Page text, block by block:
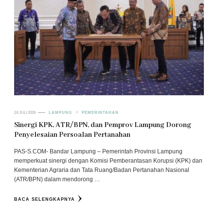
24 JULI 2026 LAMPUNG PEMERINTAHAN
Sinergi KPK, ATR/BPN, dan Pemprov Lampung Dorong
Penyelesaian Persoalan Pertanahan
PAS-S.COM- Bandar Lampung – Pemerintah Provinsi Lampung
memperkuat sinergi dengan Komisi Pemberantasan Korupsi (KPK) dan
Kementerian Agraria dan Tata Ruang/Badan Pertanahan Nasional
(ATR/BPN) dalam mendorong …
BACA SELENGKAPNYA